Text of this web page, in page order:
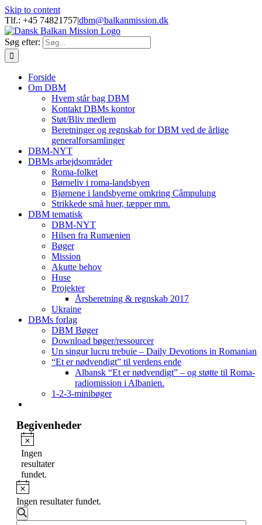
Skip to content
Tlf.: +45 74821757|dbm@balkanmission.dk
Søg efter:
Forside
Om DBM
Hvem står bag DBM
Kontakt DBMs kontor
Støt/Bliv medlem
Beretninger og regnskab for DBM ved de årlige
generalforsamlinger
DBM-NYT
DBMs arbejdsområder
Roma-folket
Børneliv i roma-landsbyen
Bjørnene i landsbyerne omkring Câmpulung
Strikkede små huer, tæpper mm.
DBM tematisk
DBM-NYT
Hilsen fra Rumænien
Bøger
Mission
Akutte behov
Huse
Projekter
Årsberetning & regnskab 2017
Ukraine
DBMs forlag
DBM Bøger
Download bøger/ressourcer
Un singur lucru trebuie – Daily Devotions in Romanian
“Et er nødvendigt” til verdens ende
Albansk “Et er nødvendigt” – og støtte til Roma-
radiomission i Albanien.
1-2-3-minibøger
Begivenheder
Notice
Ingen
resultater
fundet.
Notice
Ingen resultater fundet.
Begivenheder
Søg